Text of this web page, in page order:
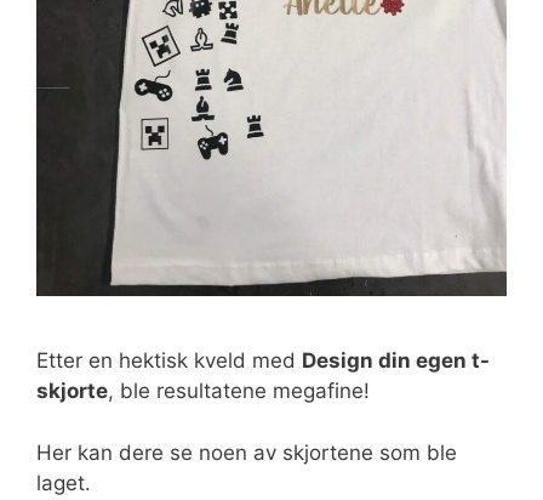
Etter en hektisk kveld med Design din egen t-
skjorte, ble resultatene megafine!
Her kan dere se noen av skjortene som ble
laget.